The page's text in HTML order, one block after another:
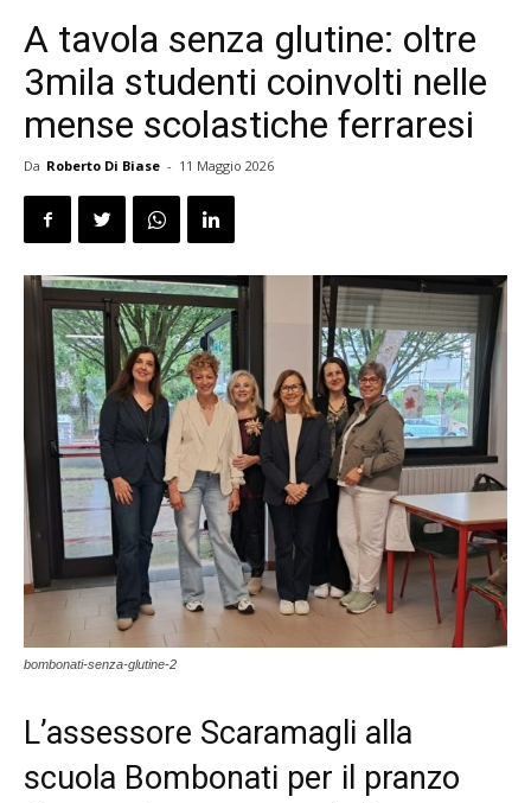
A tavola senza glutine: oltre
3mila studenti coinvolti nelle
mense scolastiche ferraresi
Da Roberto Di Biase - 11 Maggio 2026
bombonati-senza-glutine-2
L’assessore Scaramagli alla
scuola Bombonati per il pranzo